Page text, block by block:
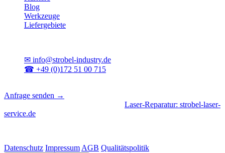
Blog
Werkzeuge
Liefergebiete
✉ info@strobel-industry.de
☎ +49 (0)172 51 00 715
Anfrage senden →
Laser-Reparatur: strobel-laser-
service.de
Datenschutz ImpressumAGB Qualitätspolitik